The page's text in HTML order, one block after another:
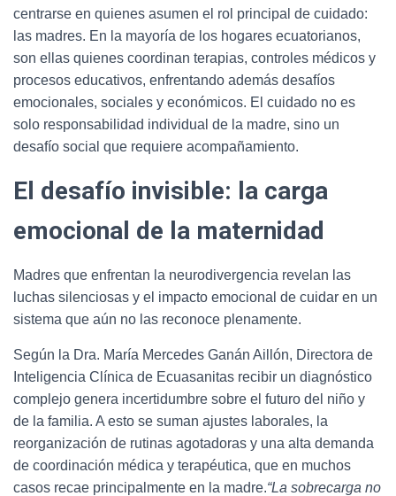
centrarse en quienes asumen el rol principal de cuidado:
las madres. En la mayoría de los hogares ecuatorianos,
son ellas quienes coordinan terapias, controles médicos y
procesos educativos, enfrentando además desafíos
emocionales, sociales y económicos. El cuidado no es
solo responsabilidad individual de la madre, sino un
desafío social que requiere acompañamiento.
El desafío invisible: la carga
emocional de la maternidad
Madres que enfrentan la neurodivergencia revelan las
luchas silenciosas y el impacto emocional de cuidar en un
sistema que aún no las reconoce plenamente.
Según la Dra. María Mercedes Ganán Aillón, Directora de
Inteligencia Clínica de Ecuasanitas recibir un diagnóstico
complejo genera incertidumbre sobre el futuro del niño y
de la familia. A esto se suman ajustes laborales, la
reorganización de rutinas agotadoras y una alta demanda
de coordinación médica y terapéutica, que en muchos
casos recae principalmente en la madre.“La sobrecarga no